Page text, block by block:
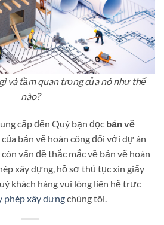
và tầm quan trọng của nó như thế
nào?
cấp đến Quý bạn đọc bản vẽ
bản vẽ hoàn công đối với dự án
vấn đề thắc mắc về bản vẽ hoàn
xây dựng, hồ sơ thủ tục xin giấy
khách hàng vui lòng liên hệ trực
phép xây dựngchúng tôi.